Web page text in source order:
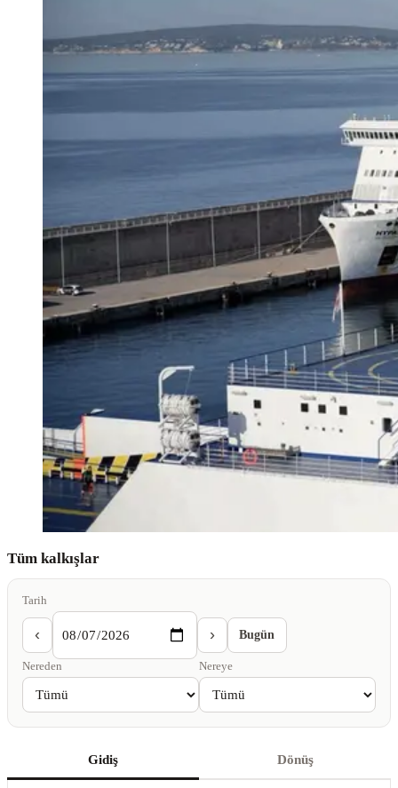
Tüm kalkışlar
Tarih
‹ › Bugün
Nereden Nereye
Gidiş Dönüş